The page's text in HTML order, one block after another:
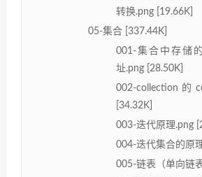
转换.png [19.66K]
05-集合 [337.44K]
001-集合中存储
址.png [28.50K]
002-collection的
[34.32K]
003-迭代原理.png
004-迭代集合的原
005-链表（单向链